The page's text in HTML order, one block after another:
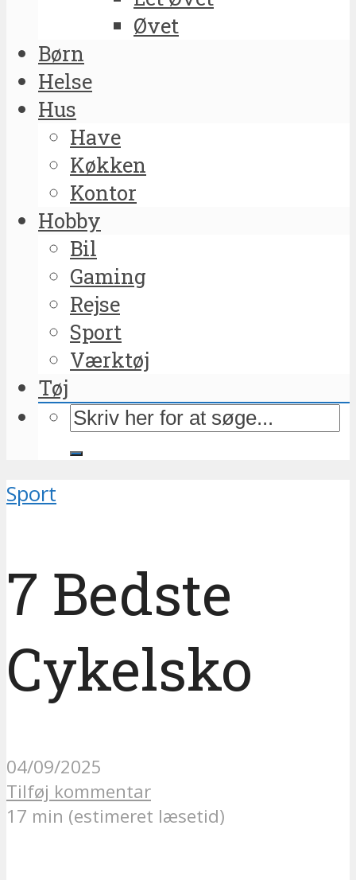
Øvet
Børn
Helse
Hus
Have
Køkken
Kontor
Hobby
Bil
Gaming
Rejse
Sport
Værktøj
Tøj
Sport
7 Bedste
Cykelsko
04/09/2025
Tilføj kommentar
17 min (estimeret læsetid)